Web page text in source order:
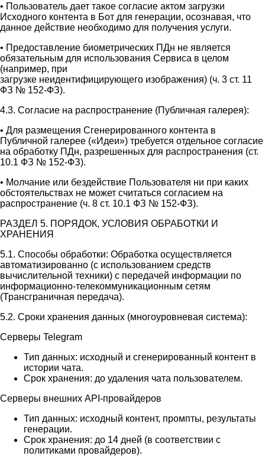
• Пользователь дает такое согласие актом загрузки
Исходного контента в Бот для генерации, осознавая, что
данное действие необходимо для получения услуги.
• Предоставление биометрических ПДн не является
обязательным для использования Сервиса в целом
(например, при
загрузке неидентифицирующего изображения) (ч. 3 ст. 11
ФЗ № 152-ФЗ).
4.3. Согласие на распространение (Публичная галерея):
• Для размещения Сгенерированного контента в
Публичной галерее («Идеи») требуется отдельное согласие
на обработку ПДн, разрешенных для распространения (ст.
10.1 ФЗ № 152-ФЗ).
• Молчание или бездействие Пользователя ни при каких
обстоятельствах не может считаться согласием на
распространение (ч. 8 ст. 10.1 ФЗ № 152-ФЗ).
РАЗДЕЛ 5. ПОРЯДОК, УСЛОВИЯ ОБРАБОТКИ И
ХРАНЕНИЯ
5.1. Способы обработки: Обработка осуществляется
автоматизированно (с использованием средств
вычислительной техники) с передачей информации по
информационно-телекоммуникационным сетям
(Трансграничная передача).
5.2. Сроки хранения данных (многоуровневая система):
Серверы Telegram
Тип данных: исходный и сгенерированный контент в
истории чата.
Срок хранения: до удаления чата пользователем.
Серверы внешних API-провайдеров
Тип данных: исходный контент, промпты, результаты
генерации.
Срок хранения: до 14 дней (в соответствии с
политиками провайдеров).